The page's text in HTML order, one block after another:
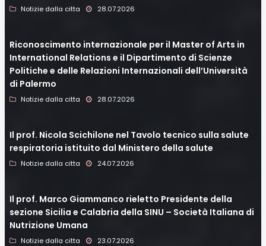
Notizie dalla citta 28.07.2026
Riconoscimento internazionale per il Master of Arts in
International Relations e il Dipartimento di Scienze
Politiche e delle Relazioni Internazionali dell’Università
di Palermo
Notizie dalla citta 28.07.2026
Il prof. Nicola Scichilone nel Tavolo tecnico sulla salute
respiratoria istituito dal Ministero della salute
Notizie dalla citta 24.07.2026
Il prof. Marco Giammanco rieletto Presidente della
sezione Sicilia e Calabria della SINU – Società Italiana di
Nutrizione Umana
Notizie dalla citta 23.07.2026